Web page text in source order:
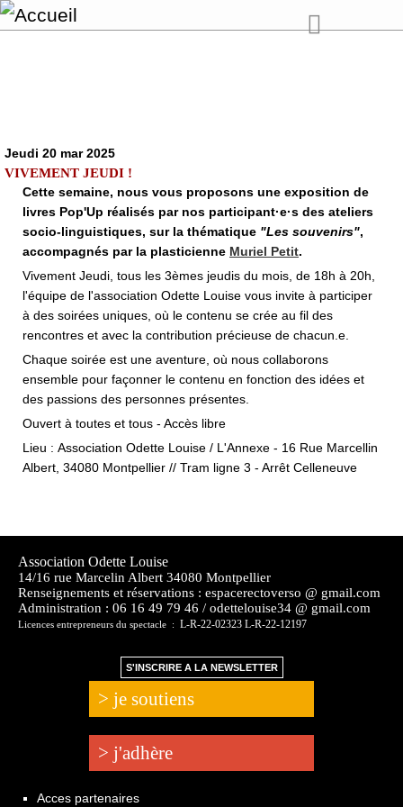
Jeudi 20 mar 2025
VIVEMENT JEUDI !
Cette semaine, nous vous proposons une exposition de
livres Pop'Up réalisés par nos participant·e·s des ateliers
socio-linguistiques, sur la thématique "Les souvenirs",
accompagnés par la plasticienne Muriel Petit.
Vivement Jeudi, tous les 3èmes jeudis du mois, de 18h à 20h,
l'équipe de l'association Odette Louise vous invite à participer
à des soirées uniques, où le contenu se crée au fil des
rencontres et avec la contribution précieuse de chacun.e.
Chaque soirée est une aventure, où nous collaborons
ensemble pour façonner le contenu en fonction des idées et
des passions des personnes présentes.
Ouvert à toutes et tous - Accès libre
Lieu : Association Odette Louise / L'Annexe - 16 Rue Marcellin
Albert, 34080 Montpellier // Tram ligne 3 - Arrêt Celleneuve
Association Odette Louise
14/16 rue Marcelin Albert 34080 Montpellier
Renseignements et réservations : espacerectoverso @ gmail.com
Administration : 06 16 49 79 46 / odettelouise34 @ gmail.com
Licences entrepreneurs du spectacle : L-R-22-02323 L-R-22-12197
S'INSCRIRE A LA NEWSLETTER
> je soutiens
> j'adhère
Acces partenaires